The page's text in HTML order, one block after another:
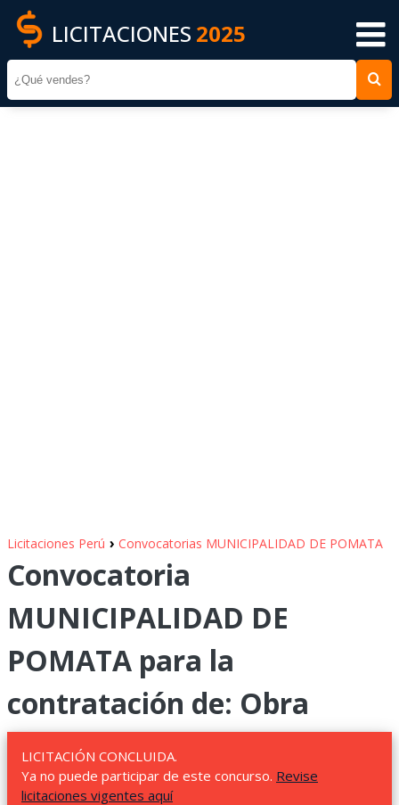
LICITACIONES 2025
Licitaciones Perú › Convocatorias MUNICIPALIDAD DE POMATA
Convocatoria
MUNICIPALIDAD DE
POMATA para la
contratación de: Obra
LICITACIÓN CONCLUIDA.
Ya no puede participar de este concurso. Revise
licitaciones vigentes aquí